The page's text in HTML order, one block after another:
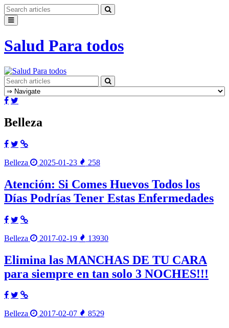
Salud Para todos
Belleza
Belleza 2025-01-23 258
Atención: Si Comes Huevos Todos los
Días Podrías Tener Estas Enfermedades
Belleza 2017-02-19 13930
Elimina las MANCHAS DE TU CARA
para siempre en tan solo 3 NOCHES!!!
Belleza 2017-02-07 8529